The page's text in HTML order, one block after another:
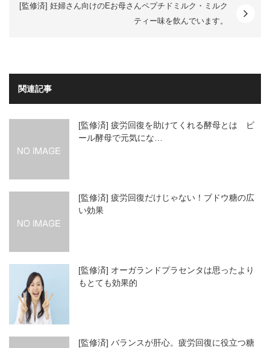
[監修済] 妊婦さん向けのEお母さんペプチドミルク・ミルク
ティー味を飲んでいます。
関連記事
[監修済] 疲労回復を助けてくれる酵母とは ビ
ール酵母で元気にな…
[監修済] 疲労回復だけじゃない！ブドウ糖の広
い効果
[監修済] オーガランドプラセンタは思ったより
もとても効果的
[監修済] バランスが肝心。疲労回復に役立つ糖